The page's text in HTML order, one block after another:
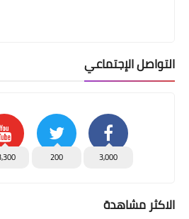
التواصل الإجتماعي
3,000
200
الاكثر مشاهدة